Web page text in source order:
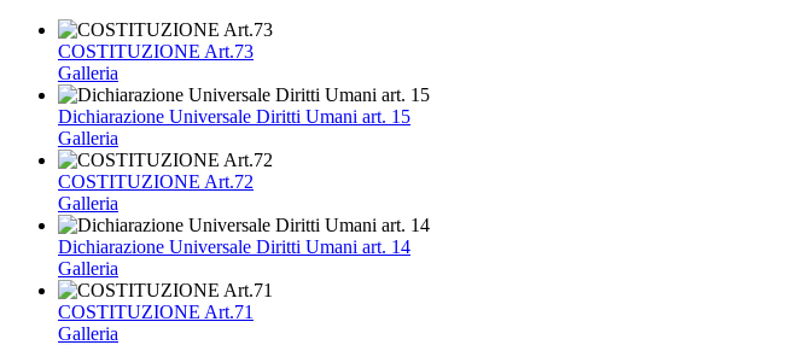
COSTITUZIONE Art.73
Galleria
Dichiarazione Universale Diritti Umani art. 15
Galleria
COSTITUZIONE Art.72
Galleria
Dichiarazione Universale Diritti Umani art. 14
Galleria
COSTITUZIONE Art.71
Galleria